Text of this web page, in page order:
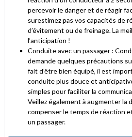
percevoir le danger et de réagir
surestimez pas vos capacités de
d’évitement ou de freinage. La
l’anticipation !
Conduite avec un passager :
demande quelques précautions
fait d’être bien équipé, il est
conduite plus douce et
simples pour faciliter la
Veillez également à augmenter la
compenser le temps de réaction
un passager.